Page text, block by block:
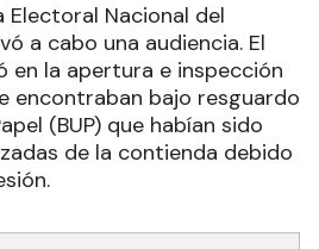
Electoral Nacional del
a cabo una audiencia. El
en la apertura e inspección
encontraban bajo resguardo
(BUP) que habían sido
de la contienda debido